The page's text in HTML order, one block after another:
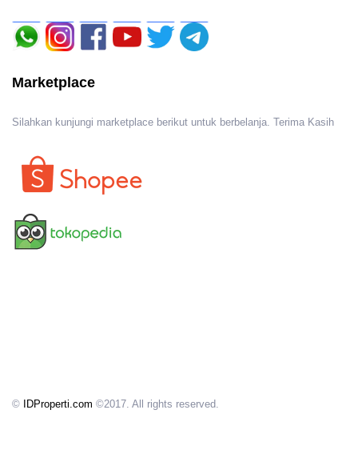
Marketplace
Silahkan kunjungi marketplace berikut untuk berbelanja. Terima Kasih
© IDProperti.com ©2017. All rights reserved.